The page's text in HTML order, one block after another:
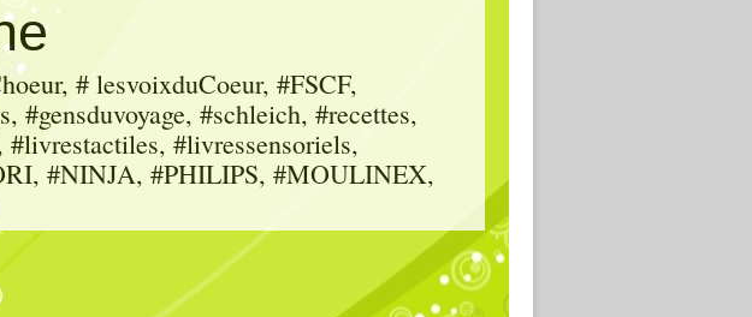
# lesvoixduCoeur, #FSCF,
#schleich, #recettes,
#livressensoriels,
#NINJA, #PHILIPS, #MOULINEX,